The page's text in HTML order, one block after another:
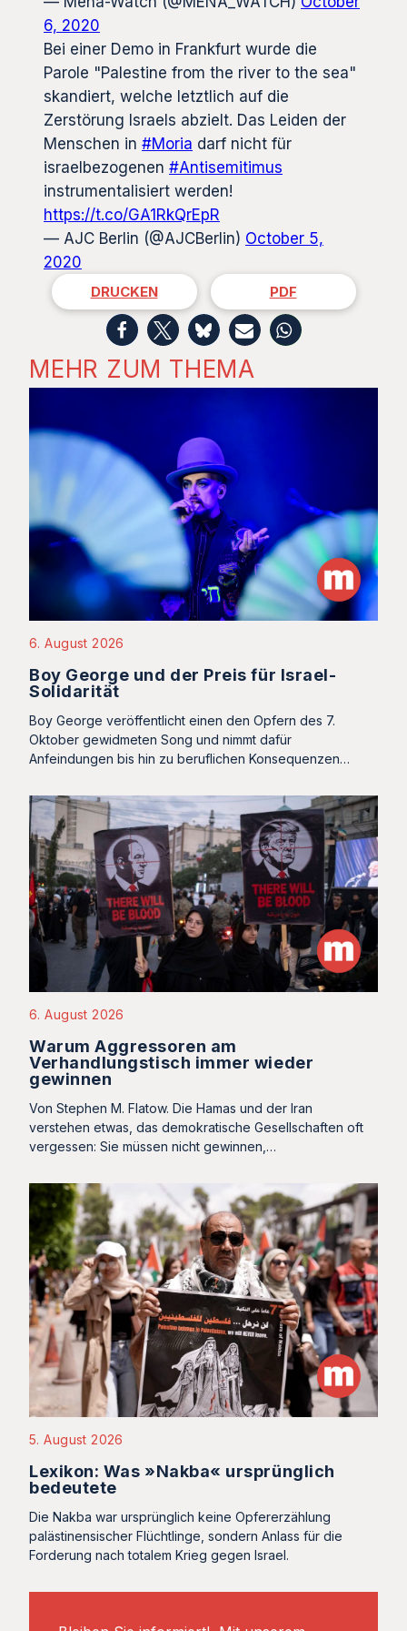
6, 2020
Bei einer Demo in Frankfurt wurde die
Parole "Palestine from the river to the sea"
skandiert, welche letztlich auf die
Zerstörung Israels abzielt. Das Leiden der
Menschen in #Moria darf nicht für
israelbezogenen #Antisemitimus
instrumentalisiert werden!
https://t.co/GA1RkQrEpR
— AJC Berlin (@AJCBerlin) October 5,
2020
DRUCKEN PDF
MEHR ZUM THEMA
6. August 2026
Boy George und der Preis für Israel-
Solidarität
Boy George veröffentlicht einen den Opfern des 7.
Oktober gewidmeten Song und nimmt dafür
Anfeindungen bis hin zu beruflichen Konsequenzen…
6. August 2026
Warum Aggressoren am
Verhandlungstisch immer wieder
gewinnen
Von Stephen M. Flatow. Die Hamas und der Iran
verstehen etwas, das demokratische Gesellschaften oft
vergessen: Sie müssen nicht gewinnen,…
5. August 2026
Lexikon: Was »Nakba« ursprünglich
bedeutete
Die Nakba war ursprünglich keine Opfererzählung
palästinensischer Flüchtlinge, sondern Anlass für die
Forderung nach totalem Krieg gegen Israel.